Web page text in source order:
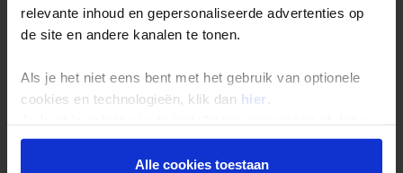
relevante inhoud en gepersonaliseerde advertenties op
de site en andere kanalen te tonen.
Als je het niet eens bent met het gebruik van optionele
cookies en technologieën, klik dan hier .
onder aan de pagina op elk gewenst moment voor de
toekomst wijzigen.Alle cookies toestaan
Single reizen
Festivalreizen
Gegarandeerde reizen
Nieuwe reizen